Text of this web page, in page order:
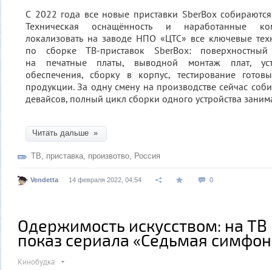
С 2022 года все новые приставки SberBox
Техническая оснащённость и наработанные
локализовать на заводе НПО «ЦТС» все ключевые
по сборке ТВ-приставок SberBox:
на печатные платы, выводной монтаж плат,
обеспечения, сборку в корпус, тестирование
продукции. За одну смену на производстве сейчас
девайсов, полный цикл сборки одного устройства
Читать дальше »
ТВ, приставка, произвотво, Россия
Vendetta 14 февраля 2022, 04:54 0
Одержимость искусством: на ТВ
показ сериала «Седьмая
Кинобудка